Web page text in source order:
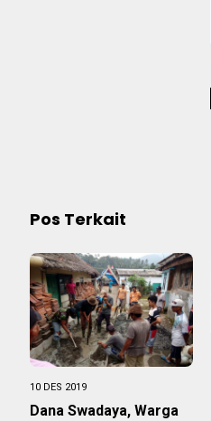
Pos Terkait
10 DES 2019
Dana Swadaya, Warga